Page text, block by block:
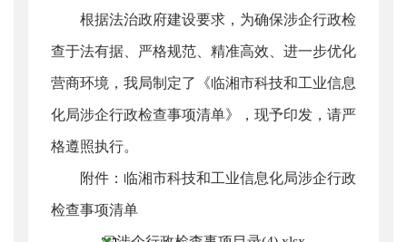
根据法治政府建设要求，为确保涉企行政检
查于法有据、严格规范、精准高效、进一步优化
营商环境，我局制定了《临湘市科技和工业信息
化局涉企行政检查事项清单》，现予印发，请严
格遵照执行。
附件：临湘市科技和工业信息化局涉企行政
检查事项清单